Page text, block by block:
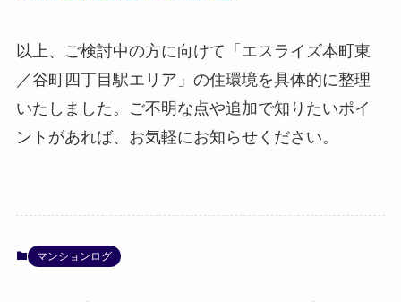
以上、ご検討中の方に向けて「エスライズ本町東
／谷町四丁目駅エリア」の住環境を具体的に整理
いたしました。ご不明な点や追加で知りたいポイ
ントがあれば、お気軽にお知らせください。
マンションログ